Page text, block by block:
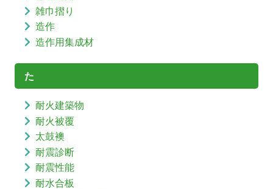
雑巾摺り
造作
造作用集成材
た
耐火建築物
耐火被覆
太鼓襖
耐震診断
耐震性能
耐水合板